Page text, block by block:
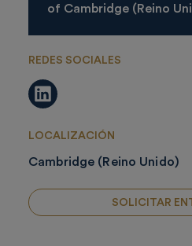
of Cambridge (Reino
REDES SOCIALES
LOCALIZACIÓN
Cambridge (Reino Unido)
SOLICITAR